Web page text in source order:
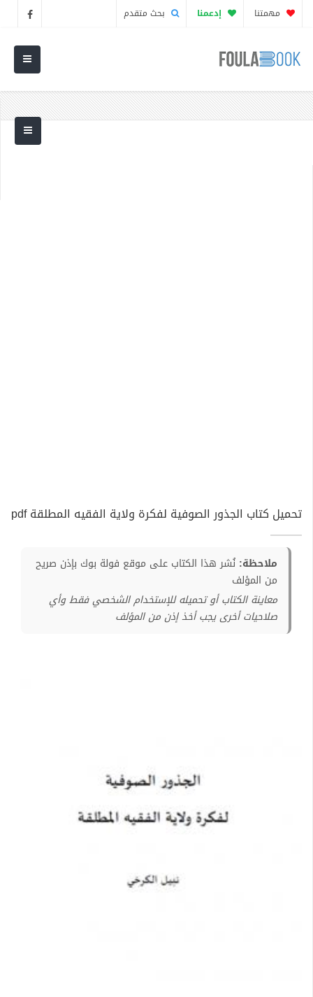
مهمتنا إدعمنا بحث متقدم
تحميل كتاب الجذور الصوفية لفكرة ولاية الفقيه المطلقة pdf
ملاحظة: نُشر هذا الكتاب على موقع فولة بوك بإذن صريح
من المؤلف
معاينة الكتاب أو تحميله للإستخدام الشخصي فقط وأي
صلاحيات أخرى يجب أخذ إذن من المؤلف